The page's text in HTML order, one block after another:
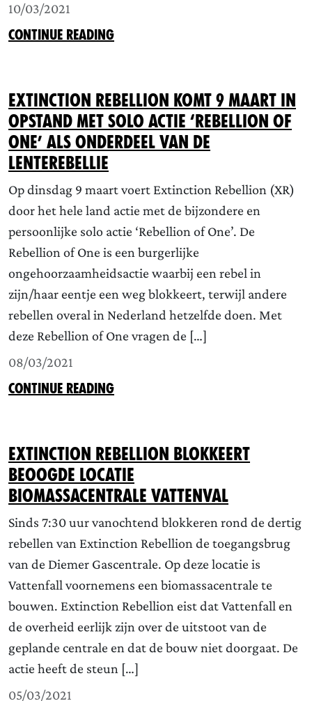
10/03/2021
CONTINUE READING
Extinction Rebellion komt 9 maart in
opstand met solo actie ‘Rebellion of
One’ als onderdeel van de
Lenterebellie
Op dinsdag 9 maart voert Extinction Rebellion (XR)
door het hele land actie met de bijzondere en
persoonlijke solo actie ‘Rebellion of One’. De
Rebellion of One is een burgerlijke
ongehoorzaamheidsactie waarbij een rebel in
zijn/haar eentje een weg blokkeert, terwijl andere
rebellen overal in Nederland hetzelfde doen. Met
deze Rebellion of One vragen de […]
08/03/2021
CONTINUE READING
Extinction Rebellion blokkeert
beoogde locatie
biomassacentrale Vattenval
Sinds 7:30 uur vanochtend blokkeren rond de dertig
rebellen van Extinction Rebellion de toegangsbrug
van de Diemer Gascentrale. Op deze locatie is
Vattenfall voornemens een biomassacentrale te
bouwen. Extinction Rebellion eist dat Vattenfall en
de overheid eerlijk zijn over de uitstoot van de
geplande centrale en dat de bouw niet doorgaat. De
actie heeft de steun […]
05/03/2021